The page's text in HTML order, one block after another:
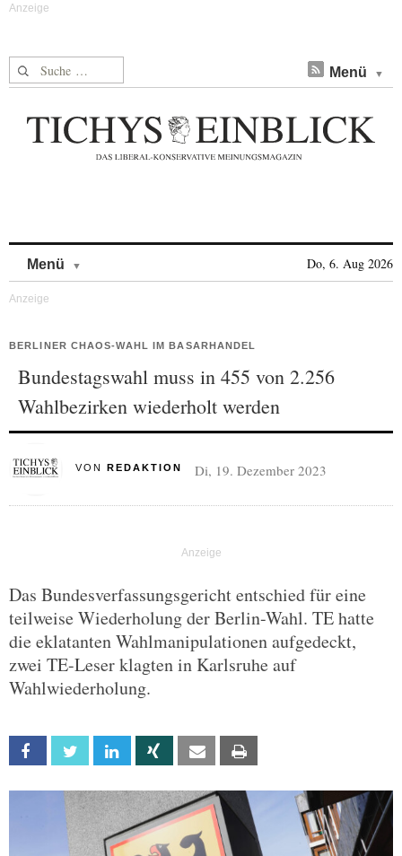
Suche nach: Menü
Menü Do, 6. Aug 2026
BERLINER CHAOS-WAHL IM BASARHANDEL
Bundestagswahl muss in 455 von 2.256
Wahlbezirken wiederholt werden
VON REDAKTION Di, 19. Dezember 2023
Das Bundesverfassungsgericht entschied für eine
teilweise Wiederholung der Berlin-Wahl. TE hatte
die eklatanten Wahlmanipulationen aufgedeckt,
zwei TE-Leser klagten in Karlsruhe auf
Wahlwiederholung.
Facebook Twitter Linkedin Xing Email